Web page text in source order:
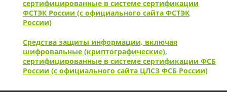
сертифицированные в системе сертификации
ФСТЭК России (с официального сайта ФСТЭК
России)
Средства защиты информации, включая
шифровальные (криптографические),
сертифицированные в системе сертификации ФСБ
России (с официального сайта ЦЛСЗ ФСБ России)